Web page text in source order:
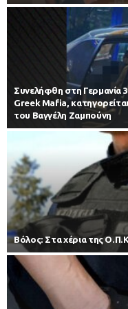
Συνελήφθη στη Γερμανία
Greek Mafia,
του Βαγγέλη Ζαμπούνη
Βόλος: Στα χέρια της